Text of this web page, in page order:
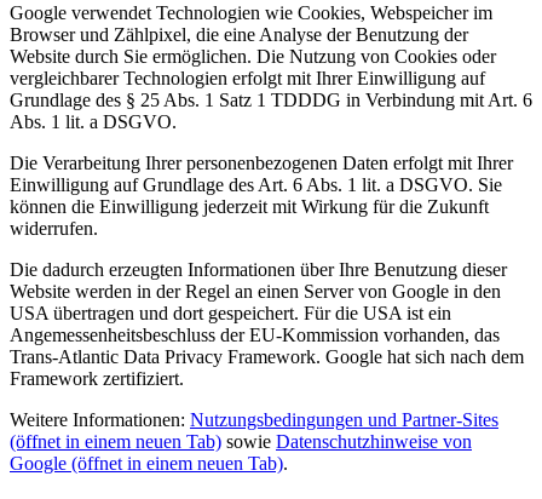
Google verwendet Technologien wie Cookies, Webspeicher im
Browser und Zählpixel, die eine Analyse der Benutzung der
Website durch Sie ermöglichen. Die Nutzung von Cookies oder
vergleichbarer Technologien erfolgt mit Ihrer Einwilligung auf
Grundlage des § 25 Abs. 1 Satz 1 TDDDG in Verbindung mit Art. 6
Abs. 1 lit. a DSGVO.
Die Verarbeitung Ihrer personenbezogenen Daten erfolgt mit Ihrer
Einwilligung auf Grundlage des Art. 6 Abs. 1 lit. a DSGVO. Sie
können die Einwilligung jederzeit mit Wirkung für die Zukunft
widerrufen.
Die dadurch erzeugten Informationen über Ihre Benutzung dieser
Website werden in der Regel an einen Server von Google in den
USA übertragen und dort gespeichert. Für die USA ist ein
Angemessenheitsbeschluss der EU-Kommission vorhanden, das
Trans-Atlantic Data Privacy Framework. Google hat sich nach dem
Framework zertifiziert.
Weitere Informationen: Nutzungsbedingungen und Partner-Sites
(öffnet in einem neuen Tab) sowie Datenschutzhinweise von
Google (öffnet in einem neuen Tab).